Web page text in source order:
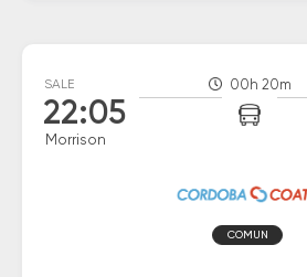
SALE
22:05
Morrison
00h 20m
COMUN